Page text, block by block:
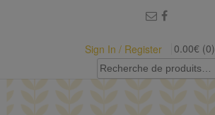
Sign In / Register
0.00€ (0)
Recherche
pour :